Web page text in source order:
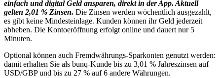
einfach und digital Geld ansparen, direkt in der App. Aktuell
gelten 2,01 % Zinsen. Die Zinsen werden wöchentlich ausgezahlt,
es gibt keine Mindesteinlage. Kunden können ihr Geld jederzeit
abheben. Die Kontoeröffnung erfolgt online und dauert nur 5
Minuten.
Optional können auch Fremdwährungs-Sparkonten genutzt werden:
damit erhalten Sie als bunq-Kunde bis zu 3,01 % Jahreszinsen auf
USD/GBP und bis zu 27 % auf 6 andere Währungen.